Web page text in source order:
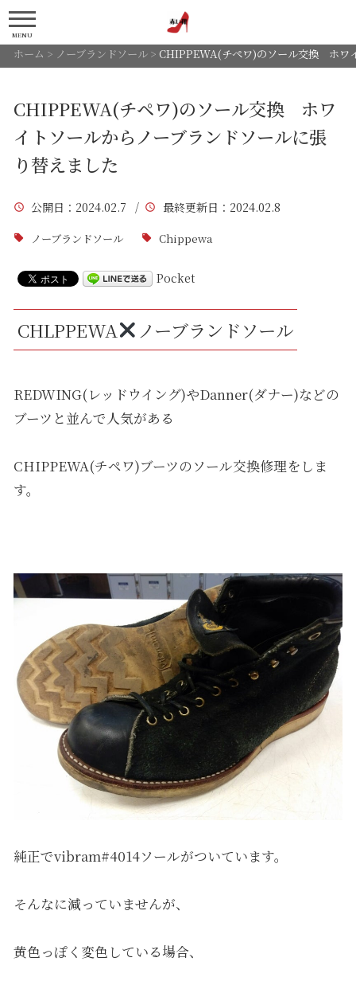
MENU
ホーム > ノーブランドソール> CHIPPEWA(チペワ)のソール交換 ホワ
CHIPPEWA(チペワ)のソール交換 ホワ
イトソールからノーブランドソールに張
り替えました
公開日 ：2024.02.7 / 最終更新日 ：2024.02.8
ノーブランドソール Chippewa
Pocket
CHLPPEWA ノーブランドソール
REDWING(レッドウイング)やDanner(ダナー)などの
ブーツと並んで人気がある
CHIPPEWA(チペワ)ブーツのソール交換修理をしま
す。
純正でvibram#4014ソールがついています。
そんなに減っていませんが、
黄色っぽく変色している場合、